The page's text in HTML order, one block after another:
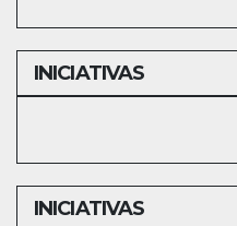
INICIATIVAS
INICIATIVAS